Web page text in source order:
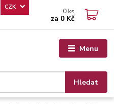
Menu
CZK
Hledat
0 ks
za 0 Kč